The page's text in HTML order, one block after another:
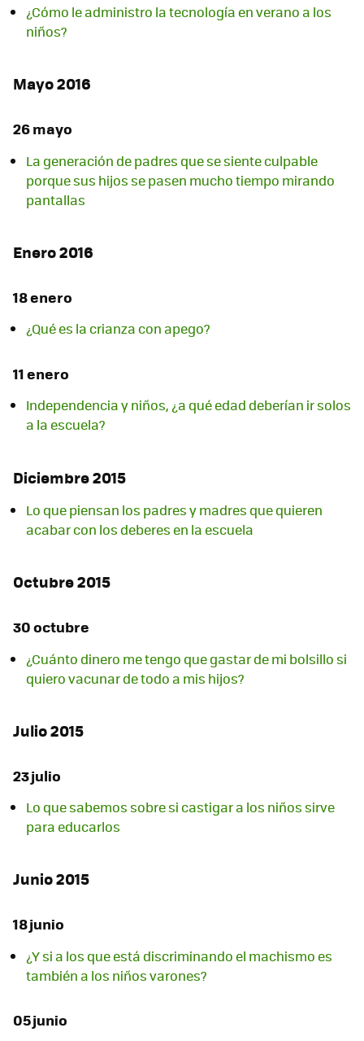
¿Cómo le administro la tecnología en verano a los
niños?
Mayo 2016
26 mayo
La generación de padres que se siente culpable
porque sus hijos se pasen mucho tiempo mirando
pantallas
Enero 2016
18 enero
¿Qué es la crianza con apego?
11 enero
Independencia y niños, ¿a qué edad deberían ir solos
a la escuela?
Diciembre 2015
Lo que piensan los padres y madres que quieren
acabar con los deberes en la escuela
Octubre 2015
30 octubre
¿Cuánto dinero me tengo que gastar de mi bolsillo si
quiero vacunar de todo a mis hijos?
Julio 2015
23 julio
Lo que sabemos sobre si castigar a los niños sirve
para educarlos
Junio 2015
18 junio
¿Y si a los que está discriminando el machismo es
también a los niños varones?
05 junio